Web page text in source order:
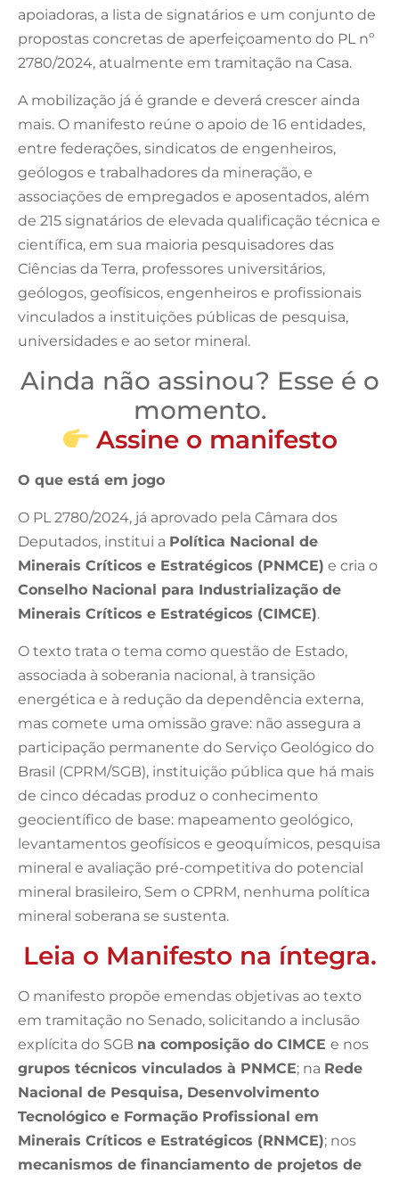
apoiadoras, a lista de signatários e um conjunto de
propostas concretas de aperfeiçoamento do PL nº
2780/2024, atualmente em tramitação na Casa.
A mobilização já é grande e deverá crescer ainda
mais. O manifesto reúne o apoio de 16 entidades,
entre federações, sindicatos de engenheiros,
geólogos e trabalhadores da mineração, e
associações de empregados e aposentados, além
de 215 signatários de elevada qualificação técnica e
científica, em sua maioria pesquisadores das
Ciências da Terra, professores universitários,
geólogos, geofísicos, engenheiros e profissionais
vinculados a instituições públicas de pesquisa,
universidades e ao setor mineral.
Ainda não assinou? Esse é o
momento.
Assine o manifesto
O que está em jogo
O PL 2780/2024, já aprovado pela Câmara dos
Deputados, institui a Política Nacional de
Minerais Críticos e Estratégicos (PNMCE) e cria o
Conselho Nacional para Industrialização de
Minerais Críticos e Estratégicos (CIMCE).
O texto trata o tema como questão de Estado,
associada à soberania nacional, à transição
energética e à redução da dependência externa,
mas comete uma omissão grave: não assegura a
participação permanente do Serviço Geológico do
Brasil (CPRM/SGB), instituição pública que há mais
de cinco décadas produz o conhecimento
geocientífico de base: mapeamento geológico,
levantamentos geofísicos e geoquímicos, pesquisa
mineral e avaliação pré-competitiva do potencial
mineral brasileiro, Sem o CPRM, nenhuma política
mineral soberana se sustenta.
Leia o Manifesto na íntegra.
O manifesto propõe emendas objetivas ao texto
em tramitação no Senado, solicitando a inclusão
explícita do SGB na composição do CIMCE e nos
grupos técnicos vinculados à PNMCE; na Rede
Nacional de Pesquisa, Desenvolvimento
Tecnológico e Formação Profissional em
Minerais Críticos e Estratégicos (RNMCE); nos
mecanismos de financiamento de projetos de